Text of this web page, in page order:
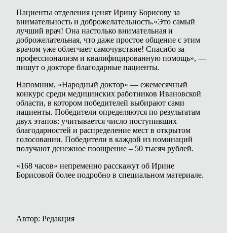
Пациенты отделения ценят Ирину Борисову за
внимательность и доброжелательность.«Это самый
лучший врач! Она настолько внимательная и
доброжелательная, что даже простое общение с этим
врачом уже облегчает самочувствие! Спасибо за
профессионализм и квалифицированную помощь», —
пишут о докторе благодарные пациенты.
Напомним, «Народный доктор» — ежемесячный
конкурс среди медицинских работников Ивановской
области, в котором победителей выбирают сами
пациенты. Победители определяются по результатам
двух этапов: учитывается число поступивших
благодарностей и распределение мест в открытом
голосовании. Победители в каждой из номинаций
получают денежное поощрение – 50 тысяч рублей.
«168 часов» непременно расскажут об Ирине
Борисовой более подробно в специальном материале.
Автор: Редакция